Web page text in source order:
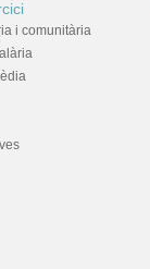
i comunitària